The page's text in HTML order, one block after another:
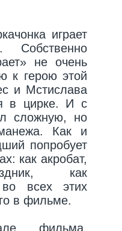
играет
Собственно
не очень
к герою этой
и Мстислава
в цирке. И с
сложную, но
Как и
попробует
как акробат,
как
всех этих
в фильме.
фильма,